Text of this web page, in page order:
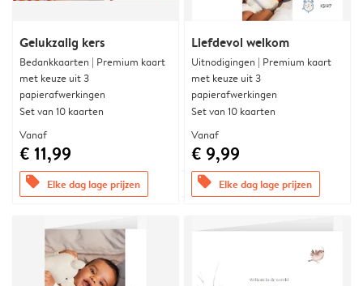
Gelukzalig kers
Bedankkaarten | Premium kaart
met keuze uit 3
papierafwerkingen
Set van 10 kaarten
Vanaf
€ 11,99
offers Elke dag lage prijzen
Liefdevol welkom
Uitnodigingen | Premium kaart
met keuze uit 3
papierafwerkingen
Set van 10 kaarten
Vanaf
€ 9,99
offers Elke dag lage prijzen